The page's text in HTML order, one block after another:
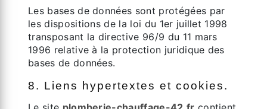
Les bases de données sont protégées par
les dispositions de la loi du 1er juillet 1998
transposant la directive 96/9 du 11 mars
1996 relative à la protection juridique des
bases de données.
8. Liens hypertextes et cookies.